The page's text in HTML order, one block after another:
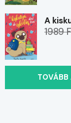
A
1989
TOVÁBB